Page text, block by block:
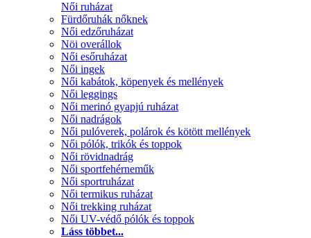
Női ruházat
Fürdőruhák nőknek
Női edzőruházat
Nöi overállok
Női esőruházat
Női ingek
Női kabátok, köpenyek és mellények
Női leggings
Női merinó gyapjú ruházat
Női nadrágok
Női pulóverek, polárok és kötött mellények
Női pólók, trikók és toppok
Női rövidnadrág
Női sportfehérneműk
Női sportruházat
Női termikus ruházat
Női trekking ruházat
Női UV-védő pólók és toppok
Láss többet...